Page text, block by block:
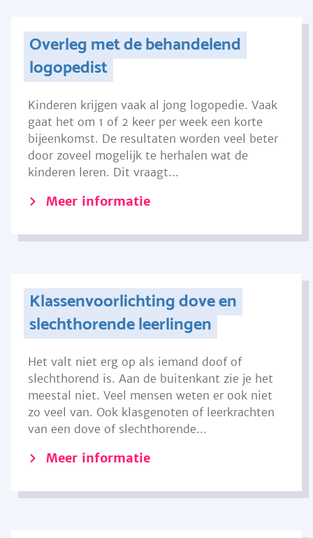
Overleg met de behandelend
logopedist
Kinderen krijgen vaak al jong logopedie. Vaak
gaat het om 1 of 2 keer per week een korte
bijeenkomst. De resultaten worden veel beter
door zoveel mogelijk te herhalen wat de
kinderen leren. Dit vraagt...
Meer informatie
Klassenvoorlichting dove en
slechthorende leerlingen
Het valt niet erg op als iemand doof of
slechthorend is. Aan de buitenkant zie je het
meestal niet. Veel mensen weten er ook niet
zo veel van. Ook klasgenoten of leerkrachten
van een dove of slechthorende...
Meer informatie